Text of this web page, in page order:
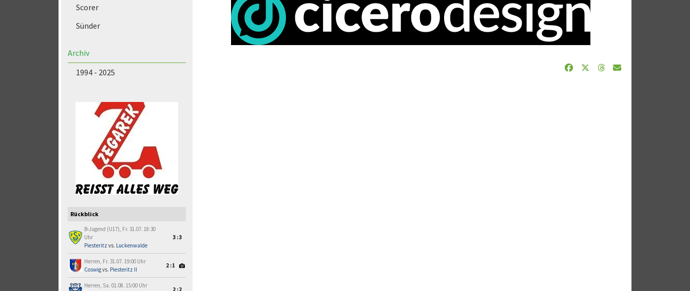
Scorer
Sünder
Archiv
1994 - 2025
Rückblick
B-Jugend (U17), Fr. 31.07. 18:30
Uhr
Piesteritz vs. Luckenwalde
3:3
Herren, Fr. 31.07. 19:00 Uhr
Coswigvs. Piesteritz II
2:1
Herren, Sa. 01.08. 15:00 Uhr